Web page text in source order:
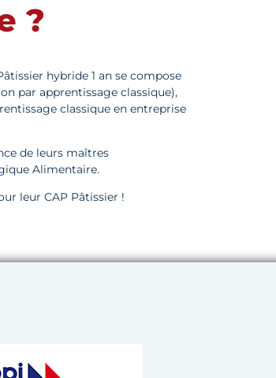
?
hybride 1 an se compose
par apprentissage classique),
classique en entreprise
de leurs maîtres
Alimentaire.
leur CAP Pâtissier !
de Bretagne